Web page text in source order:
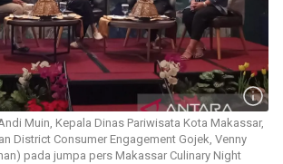
Muin, Kepala Dinas Pariwisata Kota Makassar,
District Consumer Engagement Gojek, Venny
pada jumpa pers Makassar Culinary Night